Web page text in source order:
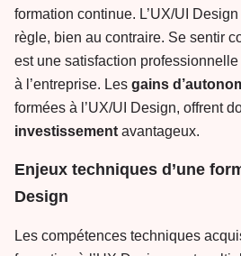
formation continue. L’UX/UI
règle, bien au contraire. Se sentir
est une satisfaction
à l’entreprise. Les gains
formées à l’UX/UI Design, offrent
investissement avantageux.
Enjeux techniques d’une
Design
Les compétences techniques